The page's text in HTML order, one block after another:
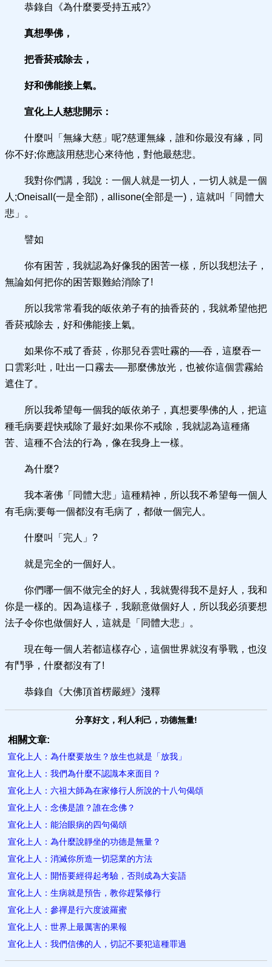
恭錄自《為什麼要受持五戒?》
真想學佛，
把香菸戒除去，
好和佛能接上氣。
宣化上人慈悲開示：
什麼叫「無緣大慈」呢?慈運無緣，誰和你最沒有緣，同
你不好;你應該用慈悲心來待他，對他最慈悲。
我對你們講，我說：一個人就是一切人，一切人就是一個
人;Oneisall(一是全部)，allisone(全部是一)，這就叫「同體大
悲」。
譬如
你有困苦，我就認為好像我的困苦一樣，所以我想法子，
無論如何把你的困苦艱難給消除了!
所以我常常看我的皈依弟子有的抽香菸的，我就希望他把
香菸戒除去，好和佛能接上氣。
如果你不戒了香菸，你那兒吞雲吐霧的──吞，這麼吞一
口雲彩;吐，吐出一口霧去──那麼佛放光，也被你這個雲霧給
遮住了。
所以我希望每一個我的皈依弟子，真想要學佛的人，把這
種毛病要趕快戒除了最好;如果你不戒除，我就認為這種痛
苦、這種不合法的行為，像在我身上一樣。
為什麼?
我本著佛「同體大悲」這種精神，所以我不希望每一個人
有毛病;要每一個都沒有毛病了，都做一個完人。
什麼叫「完人」?
就是完全的一個好人。
你們哪一個不做完全的好人，我就覺得我不是好人，我和
你是一樣的。因為這樣子，我願意做個好人，所以我必須要想
法子令你也做個好人，這就是「同體大悲」。
現在每一個人若都這樣存心，這個世界就沒有爭戰，也沒
有鬥爭，什麼都沒有了!
恭錄自《大佛頂首楞嚴經》淺釋
分享好文，利人利己，功德無量!
相關文章:
宣化上人：為什麼要放生？放生也就是「放我」
宣化上人：我們為什麼​不認識本來面目？
宣化上人：六祖大師為在家修行人所說的十八句偈頌
宣化上人：念佛是誰？誰在念佛？
宣化上人：能治眼病的四句偈頌
宣化上人：為什麼說靜坐的功德是無量？
宣化上人：消滅你所造一切惡業的方法
宣化上人：開悟要經得起考驗​，否則成為大妄語
宣化上人：生病就是預告，教你趕緊修行
宣化上人：參禪是行六度波羅蜜
宣化上人：世界上最厲害的果報
宣化上人：我們信佛的人，切記不要犯這種罪過